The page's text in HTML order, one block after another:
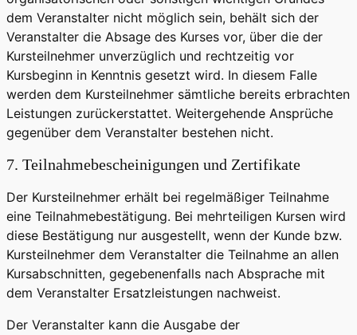
dem Veranstalter nicht möglich sein, behält sich der
Veranstalter die Absage des Kurses vor, über die der
Kursteilnehmer unverzüglich und rechtzeitig vor
Kursbeginn in Kenntnis gesetzt wird. In diesem Falle
werden dem Kursteilnehmer sämtliche bereits erbrachten
Leistungen zurückerstattet. Weitergehende Ansprüche
gegenüber dem Veranstalter bestehen nicht.
7. Teilnahmebescheinigungen und Zertifikate
Der Kursteilnehmer erhält bei regelmäßiger Teilnahme
eine Teilnahmebestätigung. Bei mehrteiligen Kursen wird
diese Bestätigung nur ausgestellt, wenn der Kunde bzw.
Kursteilnehmer dem Veranstalter die Teilnahme an allen
Kursabschnitten, gegebenenfalls nach Absprache mit
dem Veranstalter Ersatzleistungen nachweist.
Der Veranstalter kann die Ausgabe der